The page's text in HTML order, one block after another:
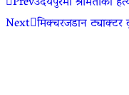
Next मिक्चरजडान ट्याक्टर